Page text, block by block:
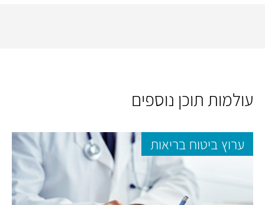
עולמות תוכן נוספים
ערוץ ביטוח בריאות